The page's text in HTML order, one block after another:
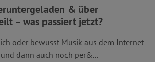
& über
– was passiert jetzt?
oder bewusst Musik aus dem Internet
dann auch noch per&...